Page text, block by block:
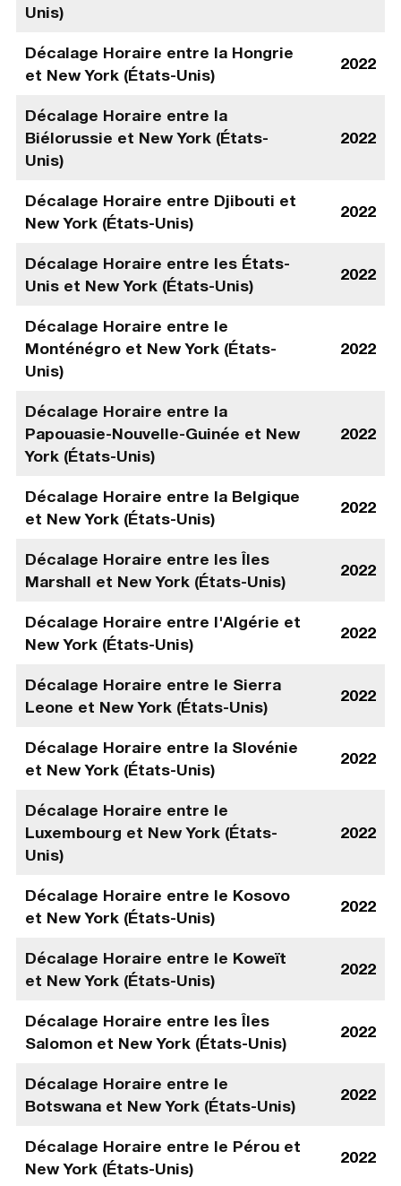
Unis)
Décalage Horaire entre la Hongrie
et New York (États-Unis)
2022
Décalage Horaire entre la
Biélorussie et New York (États-
Unis)
2022
Décalage Horaire entre Djibouti et
New York (États-Unis)
2022
Décalage Horaire entre les États-
Unis et New York (États-Unis)
2022
Décalage Horaire entre le
Monténégro et New York (États-
Unis)
2022
Décalage Horaire entre la
Papouasie-Nouvelle-Guinée et New
York (États-Unis)
2022
Décalage Horaire entre la Belgique
et New York (États-Unis)
2022
Décalage Horaire entre les Îles
Marshall et New York (États-Unis)
2022
Décalage Horaire entre l'Algérie et
New York (États-Unis)
2022
Décalage Horaire entre le Sierra
Leone et New York (États-Unis)
2022
Décalage Horaire entre la Slovénie
et New York (États-Unis)
2022
Décalage Horaire entre le
Luxembourg et New York (États-
Unis)
2022
Décalage Horaire entre le Kosovo
et New York (États-Unis)
2022
Décalage Horaire entre le Koweït
et New York (États-Unis)
2022
Décalage Horaire entre les Îles
Salomon et New York (États-Unis)
2022
Décalage Horaire entre le
Botswana et New York (États-Unis)
2022
Décalage Horaire entre le Pérou et
New York (États-Unis)
2022